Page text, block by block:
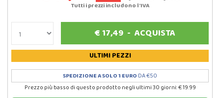
Tutti i prezzi includono l'IVA
€17,49- ACQUISTA
ULTIMI PEZZI
SPEDIZIONE A SOLO 1 EURO DA €50
Prezzo più basso di questo prodotto negli ultimi 30 giorni: € 19.99